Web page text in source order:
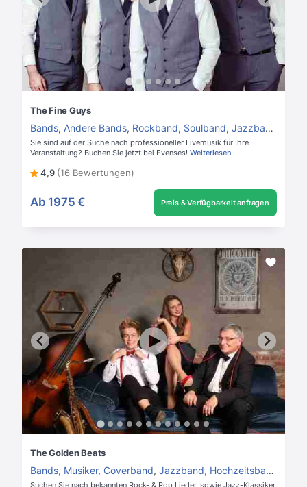
The Fine Guys
Bands, Andere Bands, Rockband, Soulband, Jazzband
Sie sind auf der Suche nach professioneller Livemusik für Ihre
Veranstaltung? Buchen Sie jetzt bei Evenses! Weiterlesen
4,9 (16 Bewertungen)
Ab 1975 € Preis & Verfügbarkeit anfragen
The Golden Beats
Bands, Musiker, Coverband, Jazzband, Hochzeitsband